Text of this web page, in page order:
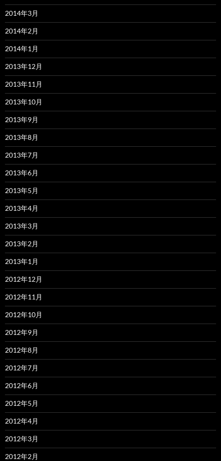
2014年3月
2014年2月
2014年1月
2013年12月
2013年11月
2013年10月
2013年9月
2013年8月
2013年7月
2013年6月
2013年5月
2013年4月
2013年3月
2013年2月
2013年1月
2012年12月
2012年11月
2012年10月
2012年9月
2012年8月
2012年7月
2012年6月
2012年5月
2012年4月
2012年3月
2012年2月